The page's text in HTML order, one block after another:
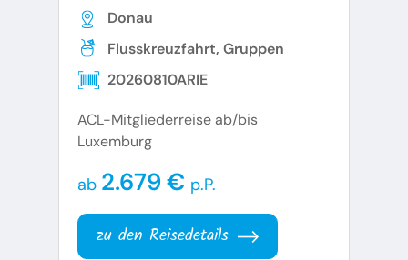
Donau
Flusskreuzfahrt, Gruppen
20260810ARIE
ACL-Mitgliederreise ab/bis
Luxemburg
ab 2.679 € p.P.
zu den Reisedetails